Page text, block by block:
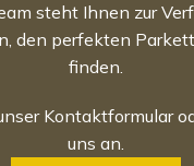
steht Ihnen zur
den perfekten
finden.
Kontaktformular
uns an.